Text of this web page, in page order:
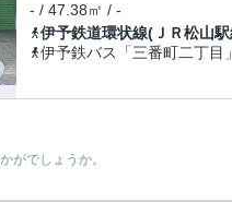
- / 47.38㎡ / -
伊予鉄道環状線(ＪＲ松山
伊予鉄バス「三番町二丁
がでしょうか。